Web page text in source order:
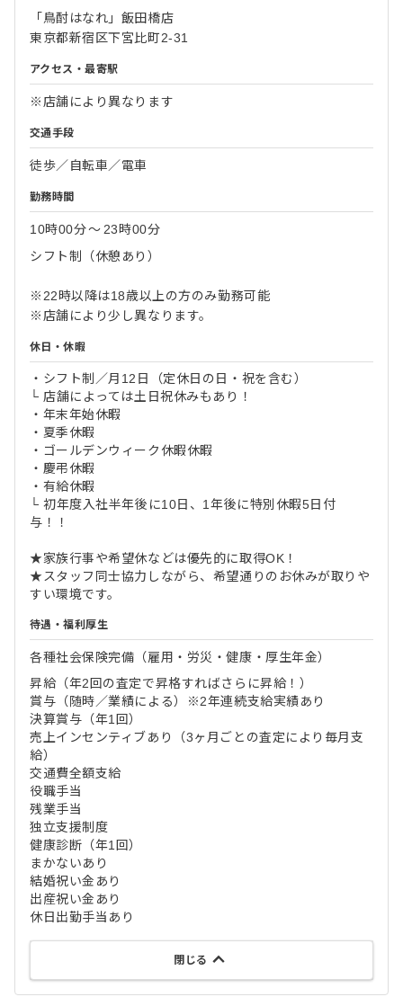
「鳥酎はなれ」飯田橋店
東京都新宿区下宮比町2-31
アクセス・最寄駅
※店舗により異なります
交通手段
徒歩／自転車／電車
勤務時間
10時00分〜23時00分
シフト制（休憩あり）
※22時以降は18歳以上の方のみ勤務可能
※店舗により少し異なります。
休日・休暇
・シフト制／月12日（定休日の日・祝を含む）
└ 店舗によっては土日祝休みもあり！
・年末年始休暇
・夏季休暇
・ゴールデンウィーク休暇休暇
・慶弔休暇
・有給休暇
└ 初年度入社半年後に10日、1年後に特別休暇5日付
与！！
★家族行事や希望休などは優先的に取得OK！
★スタッフ同士協力しながら、希望通りのお休みが取りや
すい環境です。
待遇・福利厚生
各種社会保険完備（雇用・労災・健康・厚生年金）
昇給（年2回の査定で昇格すればさらに昇給！）
賞与（随時／業績による）※2年連続支給実績あり
決算賞与（年1回）
売上インセンティブあり（3ヶ月ごとの査定により毎月支
給）
交通費全額支給
役職手当
残業手当
独立支援制度
健康診断（年1回）
まかないあり
結婚祝い金あり
出産祝い金あり
休日出勤手当あり
閉じる